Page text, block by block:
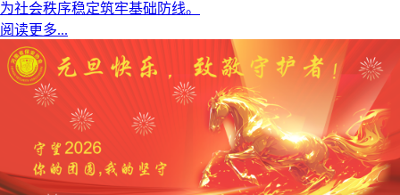
为社会秩序稳定筑牢基础防线。
阅读更多...